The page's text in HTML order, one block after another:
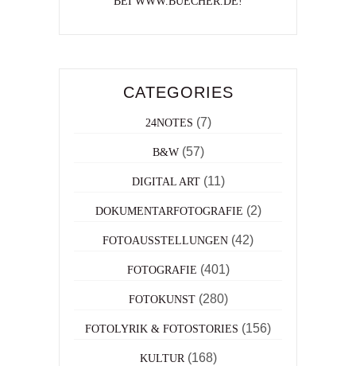
CATEGORIES
24NOTES (7)
B&W(57)
DIGITAL ART(11)
DOKUMENTARFOTOGRAFIE (2)
FOTOAUSSTELLUNGEN (42)
FOTOGRAFIE (401)
FOTOKUNST(280)
FOTOLYRIK & FOTOSTORIES (156)
KULTUR (168)